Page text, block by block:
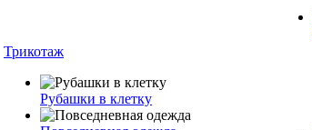
Трикотаж
Рубашки в клетку